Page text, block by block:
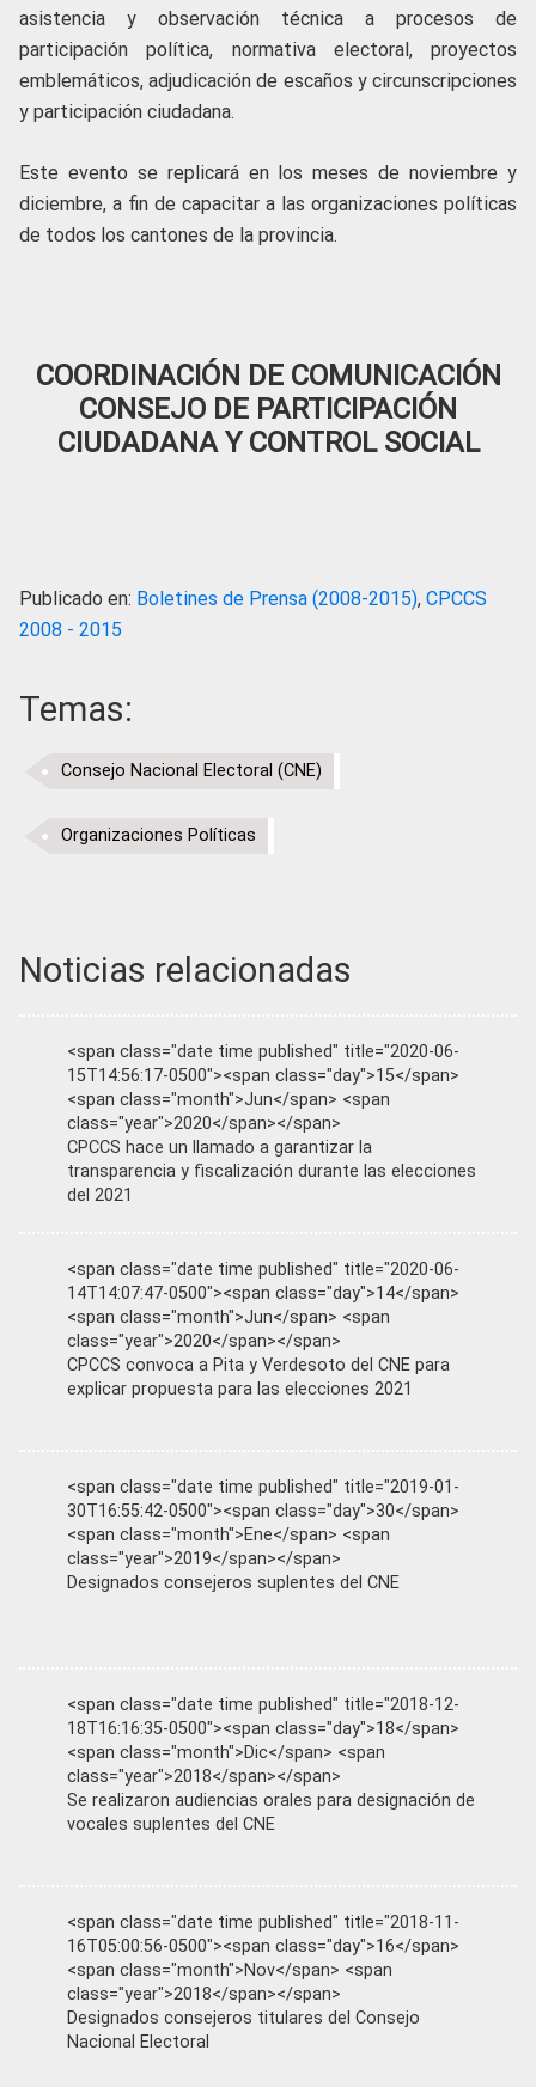
asistencia y observación técnica a procesos de
participación política, normativa electoral, proyectos
emblemáticos, adjudicación de escaños y circunscripciones
y participación ciudadana.
Este evento se replicará en los meses de noviembre y
diciembre, a fin de capacitar a las organizaciones políticas
de todos los cantones de la provincia.
COORDINACIÓN DE COMUNICACIÓN
CONSEJO DE PARTICIPACIÓN
CIUDADANA Y CONTROL SOCIAL
Publicado en: Boletines de Prensa (2008-2015), CPCCS
2008 - 2015
Temas:
Consejo Nacional Electoral (CNE)
Organizaciones Políticas
Noticias relacionadas
<span class="date time published" title="2020-06-
15T14:56:17-0500"><span class="day">15</span>
<span class="month">Jun</span> <span
class="year">2020</span></span>
CPCCS hace un llamado a garantizar la
transparencia y fiscalización durante las elecciones
del 2021
<span class="date time published" title="2020-06-
14T14:07:47-0500"><span class="day">14</span>
<span class="month">Jun</span> <span
class="year">2020</span></span>
CPCCS convoca a Pita y Verdesoto del CNE para
explicar propuesta para las elecciones 2021
<span class="date time published" title="2019-01-
30T16:55:42-0500"><span class="day">30</span>
<span class="month">Ene</span> <span
class="year">2019</span></span>
Designados consejeros suplentes del CNE
<span class="date time published" title="2018-12-
18T16:16:35-0500"><span class="day">18</span>
<span class="month">Dic</span> <span
class="year">2018</span></span>
Se realizaron audiencias orales para designación de
vocales suplentes del CNE
<span class="date time published" title="2018-11-
16T05:00:56-0500"><span class="day">16</span>
<span class="month">Nov</span> <span
class="year">2018</span></span>
Designados consejeros titulares del Consejo
Nacional Electoral